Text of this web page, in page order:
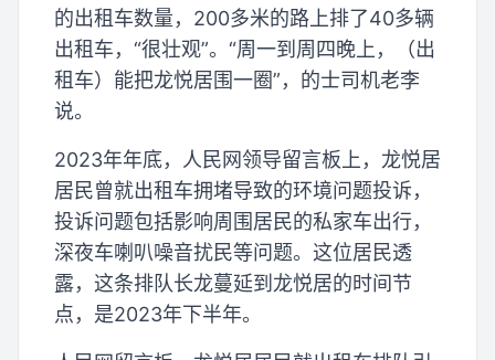
的出租车数量，200多米的路上排了40多辆
出租车，“很壮观”。“周一到周四晚上，（出
租车）能把龙悦居围一圈”，的士司机老李
说。
2023年年底，人民网领导留言板上，龙悦居
居民曾就出租车拥堵导致的环境问题投诉，
投诉问题包括影响周围居民的私家车出行，
深夜车喇叭噪音扰民等问题。这位居民透
露，这条排队长龙蔓延到龙悦居的时间节
点，是2023年下半年。